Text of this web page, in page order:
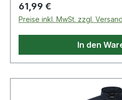
g/m². - -
bleichen;Nicht im
trocknen;Nicht
Regulärer Preis:
61,99 €
Preise inkl. MwSt. zzgl.
In den